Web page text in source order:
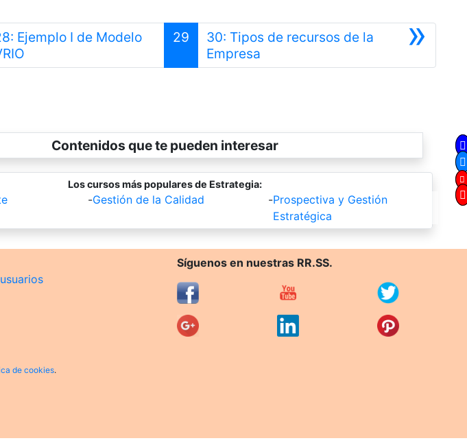
Ejemplo I de Modelo
Anterior
29 »
30: Tipos de recursos de la
EmpresaSiguiente
Contenidos que te pueden interesar
Los cursos más populares de Estrategia:
-Gestión de la Calidad -Prospectiva y Gestión
Estratégica
Síguenos en nuestras RR.SS.
de cookies.